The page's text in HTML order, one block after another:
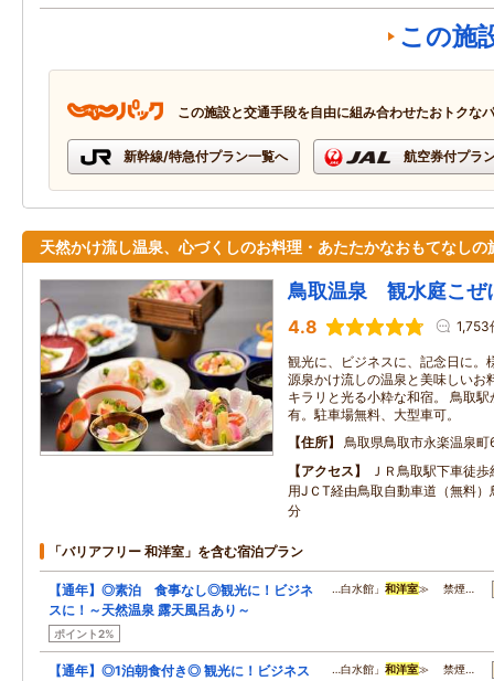
この施
この施設と交通手段を自由に組み合わせたおトクな
新幹線/特急付プラン一覧へ 航空券付プラ
天然かけ流し温泉、心づくしのお料理・あたたかなおもてなしの
鳥取温泉 観水庭こぜ
4.8 1,753
観光に、ビジネスに、記念日に。
源泉かけ流しの温泉と美味しいお
キラリと光る小粋な和宿。 鳥取
有。駐車場無料、大型車可。
住所
鳥取県鳥取市永楽温泉町
アクセス
ＪＲ鳥取駅下車徒
用JＣT経由鳥取自動車道（無料
分
「バリアフリー 和洋室」を含む宿泊プラン
【通年】◎素泊 食事なし◎観光に！ビジネ
スに！～天然温泉 露天風呂あり～
ポイント2%
…白水館」和洋室≫ 禁煙…
【通年】◎1泊朝食付き◎ 観光に！ビジネス
…白水館」和洋室≫ 禁煙…